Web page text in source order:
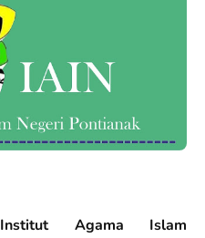
Institut Agama Islam